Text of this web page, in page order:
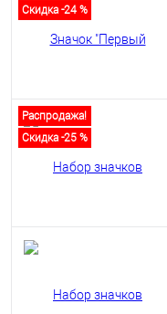
Скидка -24 %
Распродажа!
Скидка -25 %